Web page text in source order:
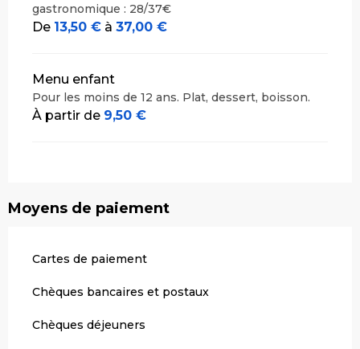
gastronomique : 28/37€
De 13,50 € à 37,00 €
Menu enfant
Pour les moins de 12 ans. Plat, dessert, boisson.
À partir de 9,50 €
Moyens de paiement
Cartes de paiement
Chèques bancaires et postaux
Chèques déjeuners